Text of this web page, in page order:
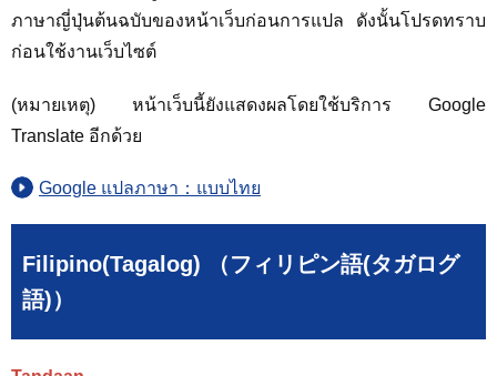
ภาษาญี่ปุ่นต้นฉบับของหน้าเว็บก่อนการแปล ดังนั้นโปรดทราบ
ก่อนใช้งานเว็บไซต์
(หมายเหตุ) หน้าเว็บนี้ยังแสดงผลโดยใช้บริการ Google
Translate อีกด้วย
Google แปลภาษา：แบบไทย
Filipino(Tagalog) （フィリピン語(タガログ
語)）